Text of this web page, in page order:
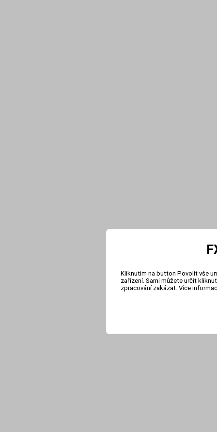
Kliknutím na button Povolit vše
zařízení. Sami můžete určit
zpracování zakázat. Více